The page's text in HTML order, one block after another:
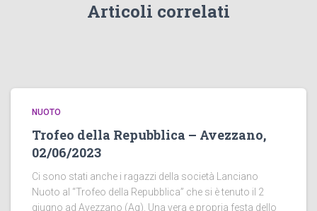
Articoli correlati
NUOTO
Trofeo della Repubblica – Avezzano,
02/06/2023
Ci sono stati anche i ragazzi della società Lanciano
Nuoto al “Trofeo della Repubblica” che si è tenuto il 2
giugno ad Avezzano (Aq). Una vera e propria festa dello